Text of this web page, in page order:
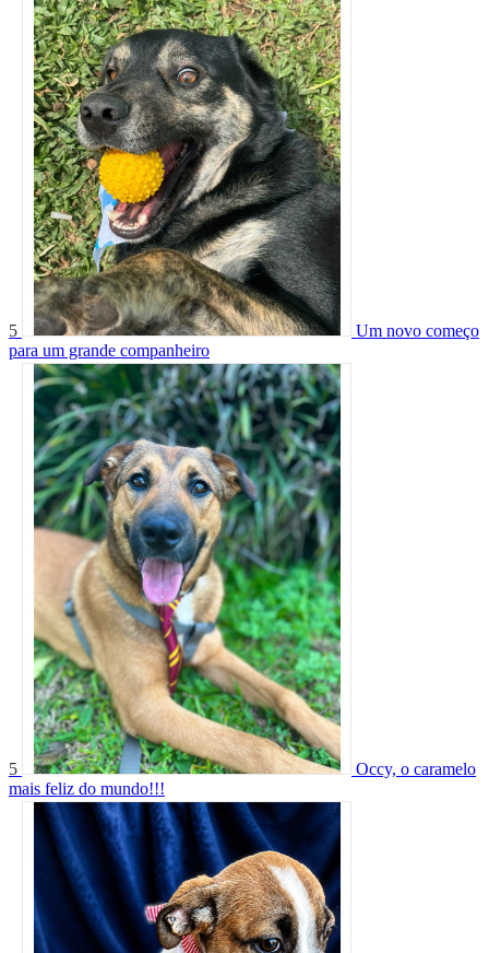
5
Um novo começo
para um grande companheiro
5
Occy, o caramelo
mais feliz do mundo!!!